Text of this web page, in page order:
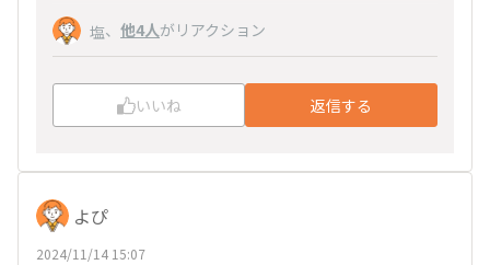
塩、 他4人がリアクション
いいね 返信する
よぴ
2024/11/14 15:07